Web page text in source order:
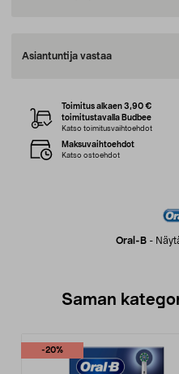
Asiantuntija vastaa
Oral-B-
Toimitus alkaen 3,90 €
toimitustavalla Budbee
Katso toimitusvaihtoehdot
Maksuvaihtoehdot
Katso ostoehdot
Saman
-20%